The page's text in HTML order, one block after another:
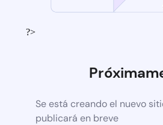
?>
Se está creando el nuevo
publicará en breve